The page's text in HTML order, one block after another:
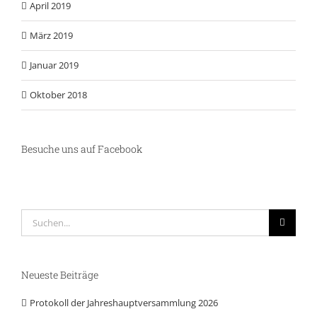
April 2019
März 2019
Januar 2019
Oktober 2018
Besuche uns auf Facebook
nach:
Neueste Beiträge
Protokoll der Jahreshauptversammlung 2026